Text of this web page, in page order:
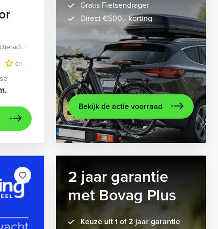
velgen 5-spaaks 18"
volledig digitaal
Elektrisch
cruise control adaptief LED koplampen
lichtmetalen
Gratis Fietsendrager
Direct €500,- korting
Bekijk de actie voorraad
2 jaar garantie
met Bovag Plus
Keuze uit 1 of 2 jaar garantie